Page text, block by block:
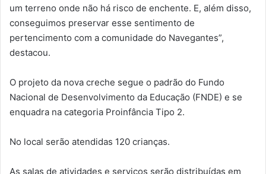
um terreno onde não há risco de enchente. E, além disso,
conseguimos preservar esse sentimento de
pertencimento com a comunidade do Navegantes”,
destacou.
O projeto da nova creche segue o padrão do Fundo
Nacional de Desenvolvimento da Educação (FNDE) e se
enquadra na categoria Proinfância Tipo 2.
No local serão atendidas 120 crianças.
As salas de atividades e serviços serão distribuídas em